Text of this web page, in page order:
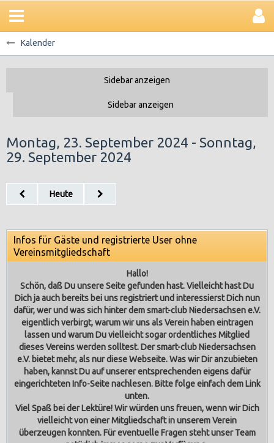
Kalender
Montag, 23. September 2024 - Sonntag,
29. September 2024
Heute
Infos für Gäste und registrierte User ohne
Vereinsmitgliedschaft
Hallo!
Schön, daß Du unsere Seite gefunden hast. Vielleicht hast Du
Dich ja auch bereits bei uns registriert und interessierst Dich nun
dafür, wer und was sich hinter dem smart-club Niedersachsen e.V.
eigentlich verbirgt, warum wir uns als Verein haben eintragen
lassen und warum Du vielleicht sogar ordentliches Mitglied
dieses Vereins werden solltest. Der smart-club Niedersachsen
e.V. bietet mehr, als nur diese Webseite. Was wir Dir anzubieten
haben, kannst Du auf unserer entsprechenden eigens dafür
eingerichteten Info-Seite nachlesen. Bitte folge einfach dem Link
unten.
Viel Spaß bei der Lektüre! Wir würden uns freuen, wenn wir Dich
vielleicht von einer Mitgliedschaft in unserem Verein
überzeugen konnten. Für eventuelle Fragen steht unser Team